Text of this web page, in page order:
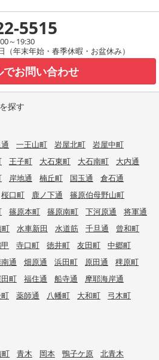
5515
～19:30
（年末年始・春季休暇・お盆休み）
でお問い合わせ
探す
一王山町 岩屋北町
岩屋中町
王子町 大石東町 大石南町
大内通
岸地通 楠丘町 国玉通
倉石通
桜口町 鹿ノ下通
篠原伯母野山町
篠原本町 篠原南町 下河原通
将軍通
町 水車新田 水道筋 千旦通
曾和町
寺口町 徳井町 友田町
中郷町
通 畑原通 浜田町 原田通
稗原町
町 福住通 船寺通
摩耶海岸通
薬師通 八幡町 大和町
弓木町
町 青木 岡本 鴨子ケ原
北青木